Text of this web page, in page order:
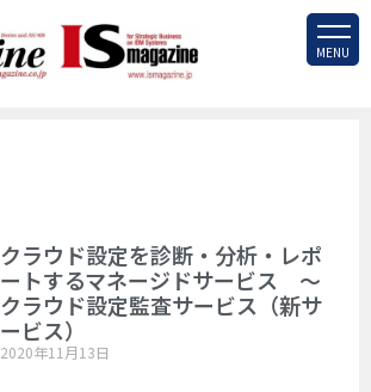
MENU
クラウド設定を診断・分析・レポ
ートするマネージドサービス ～
クラウド設定監査サービス（新サ
ービス）
2020年11月13日